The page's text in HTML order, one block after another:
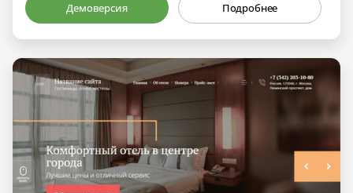
Демоверсия Подробнее